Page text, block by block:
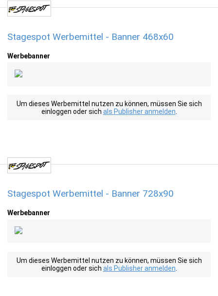
Stagespot Werbemittel - Banner 468x60
Werbebanner
Um dieses Werbemittel nutzen zu können, müssen Sie sich
einloggen oder sich als Publisher anmelden
Stagespot Werbemittel - Banner 728x90
Werbebanner
Um dieses Werbemittel nutzen zu können, müssen Sie sich
einloggen oder sich als Publisher anmelden